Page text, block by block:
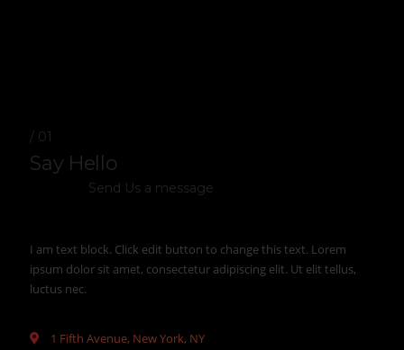
/ 01
Say Hello
Send Us a message
I am text block. Click edit button to change this text. Lorem
ipsum dolor sit amet, consectetur adipiscing elit. Ut elit tellus,
luctus nec.
1 Fifth Avenue, New York, NY